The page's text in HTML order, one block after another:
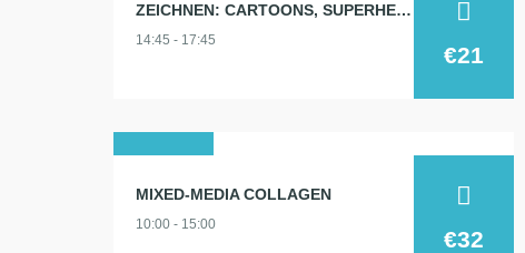
2026
ZEICHNEN: CARTOONS, SUPERHELDEN, TIERE…
14:45 - 17:45
€21
2026
MIXED-MEDIA COLLAGEN
10:00 - 15:00
€32